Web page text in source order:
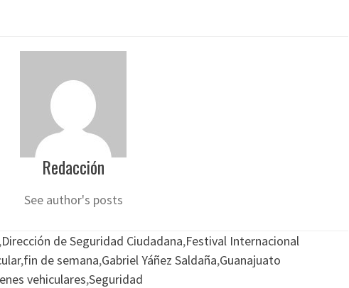
Redacción
See author's posts
,Dirección de Seguridad Ciudadana,Festival Internacional
,fin de semana,Gabriel Yáñez Saldaña,Guanajuato
vehiculares,Seguridad